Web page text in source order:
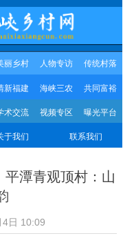
术交流 视频专区 曝光平台
新福建 海峡三农 共同富裕
丽乡村 人物专访 传统村落
于我们 联系我们
平潭青观顶村：山
日 10:09